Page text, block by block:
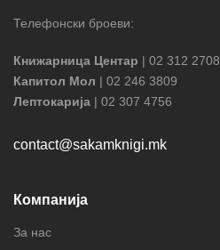
Телефонски броеви:
Книжарница Центар | 02 312 2708
Капитол Мол | 02 246 3809
Лептокарија | 02 307 4756
contact@sakamknigi.mk
Компанија
За нас